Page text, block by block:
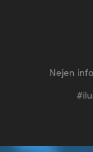
Nejen